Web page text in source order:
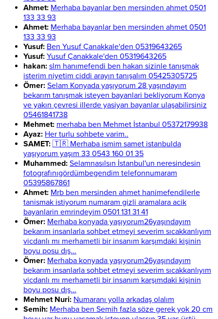
Ahmet: Merhaba bayanlar ben mersinden ahmet 0501
133 33 93
Ahmet: Merhaba bayanlar ben mersinden ahmet 0501
133 33 93
Yusuf: Ben Yusuf Çanakkale'den 05319643265
Yusuf: Yusuf Çanakkale'den 05319643265
hakan: slm hanımefendi ben hakan sizinle tanışmak
isterim niyetim ciddi arayın tanışalım 05425305725
Ömer: Selam Konyada yaşıyorum 28 yaşındayım
bekarım tanışmak isteyen bayanlari bekliyorum Konya
ve yakın çevresi illerde yasiyan bayanlar ulaşabilirsiniz
05461841738
Mehmet: merhaba ben Mehmet İstanbul 05372179938
Ayaz: Her turlu sohbete varim..
SAMET: 🇹🇷 Merhaba ismim samet istanbulda
yaşıyorum yaşım 33 0543 160 01 35
Muhammed: Selamnasılsın İstanbul'un neresindesin
fotografınıgördümbegendim telefonnumaram
05395867861
Ahmet: Mrb ben mersinden ahmet hanimefendilerle
tanismak istiyorum numaram gizli aramalara acik
bayanlarin emrindeyim 0501 131 31 41
Ömer: Merhaba konyada yaşıyorum26yaşındayım
bekarım insanlarla sohbet etmeyi severim sıcakkanlıyım
vicdanlı mı merhametli bir insanım karşımdaki kişinin
boyu posu dış...
Ömer: Merhaba konyada yaşıyorum26yaşındayım
bekarım insanlarla sohbet etmeyi severim sıcakkanlıyım
vicdanlı mı merhametli bir insanım karşımdaki kişinin
boyu posu dış...
Mehmet Nuri: Numaranı yolla arkadaş olalım
Semih: Merhaba ben Semih fazla söze gerek yok 20 cm